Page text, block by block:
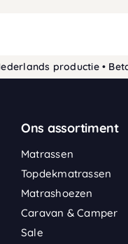
productie • Betaal
Ons assortiment
Matrassen
Topdekmatrassen
Matrashoezen
Caravan & Camper
Sale